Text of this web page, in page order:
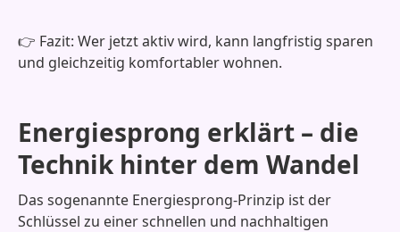
👉 Fazit: Wer jetzt aktiv wird, kann langfristig sparen
und gleichzeitig komfortabler wohnen.
Energiesprong erklärt – die
Technik hinter dem Wandel
Das sogenannte Energiesprong-Prinzip ist der
Schlüssel zu einer schnellen und nachhaltigen